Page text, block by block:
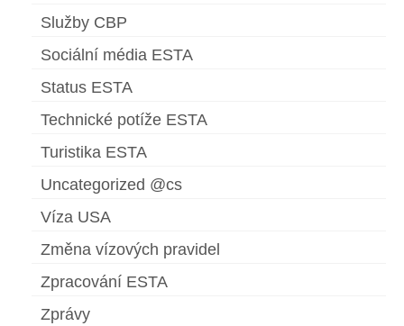
Služby CBP
Sociální média ESTA
Status ESTA
Technické potíže ESTA
Turistika ESTA
Uncategorized @cs
Víza USA
Změna vízových pravidel
Zpracování ESTA
Zprávy